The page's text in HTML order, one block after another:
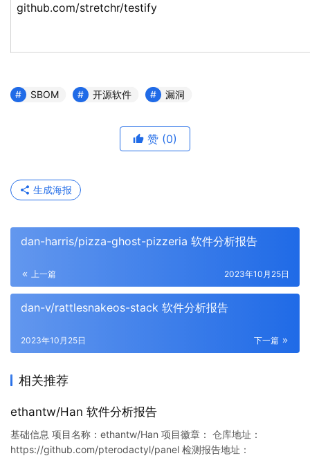
github.com/stretchr/testify
SBOM 开源软件 漏洞
赞 (0)
生成海报
dan-harris/pizza-ghost-pizzeria 软件分析报告
上一篇 2023年10月25日
dan-v/rattlesnakeos-stack 软件分析报告
下一篇
2023年10月25日
相关推荐
ethantw/Han 软件分析报告
基础信息 项目名称：ethantw/Han 项目徽章： 仓库地址：
https://github.com/pterodactyl/panel 检测报告地址：